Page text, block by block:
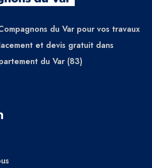
du Var pour vos travaux
et devis gratuit dans
du Var (83)